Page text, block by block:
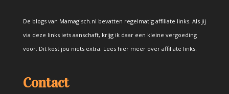
De blogs van Mamagisch.nl bevatten regelmatig affiliate links. Als jij
via deze links iets aanschaft, krijg ik daar een kleine vergoeding
voor. Dit kost jou niets extra. Lees hier meer over affiliate links.
Contact